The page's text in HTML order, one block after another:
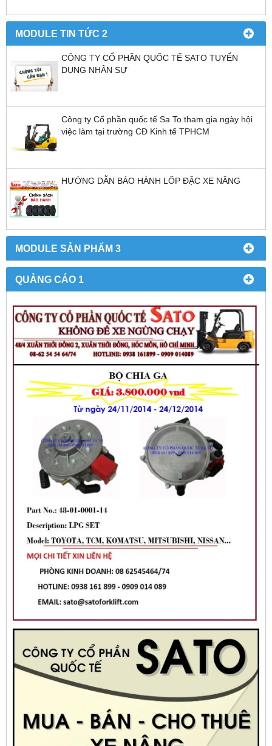
MODULE TIN TỨC 2
CÔNG TY CỔ PHẦN QUỐC TẾ SATO TUYỂN
DỤNG NHÂN SỰ
Công ty Cổ phần quốc tế Sa To tham gia ngày hội
việc làm tại trường CĐ Kinh tế TPHCM
HƯỚNG DẪN BẢO HÀNH LỐP ĐẶC XE NÂNG
MODULE SẢN PHẨM 3
QUẢNG CÁO 1